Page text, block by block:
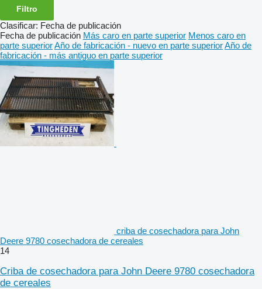
Filtro
Clasificar: Fecha de publicación
Fecha de publicación Más caro en parte superior Menos caro en
parte superiorAño de fabricación - nuevo en parte superiorAño de
fabricación - más antiguo en parte superior
criba de cosechadora para John
Deere 9780 cosechadora de cereales
14
Criba de cosechadora para John Deere 9780 cosechadora
de cereales